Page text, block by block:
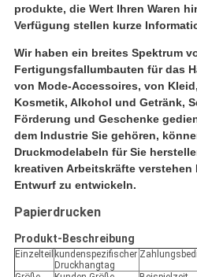
produkte, die Wert Ihren Waren
Verfügung stellen kurze
Wir haben ein breites Spektrum
Fertigungsfallumbauten für das
von Mode-Accessoires, von
Kosmetik, Alkohol und Getränk,
Förderung und Geschenke
dem Industrie Sie gehören,
Druckmodelabeln für Sie
kreativen Arbeitskräfte verstehen
Entwurf zu entwickeln.
Papierdrucken
Produkt-Beschreibung
Einzelteil kundenspezifischer
Druckhangtag